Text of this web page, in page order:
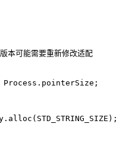
可能需要重新修改适配
Process.pointerSize;